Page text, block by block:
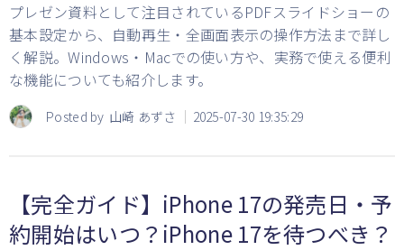
プレゼン資料として注目されているPDFスライドショーの
基本設定から、自動再生・全画面表示の操作方法まで詳し
く解説。Windows・Macでの使い方や、実務で使える便利
な機能についても紹介します。
Posted by 山崎 あずさ 2025-07-30 19:35:29
【完全ガイド】iPhone 17の発売日・予
約開始はいつ？iPhone 17を待つべき？